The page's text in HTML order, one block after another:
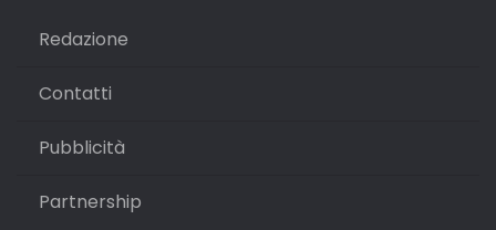
Redazione
Contatti
Pubblicità
Partnership